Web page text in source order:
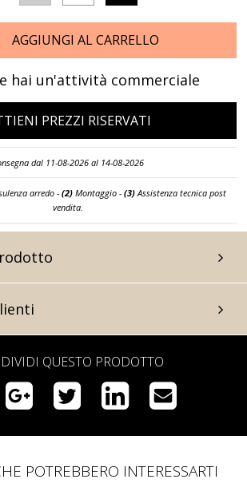
AGGIUNGI AL CARRELLO
hai un'attività commerciale
PREZZI RISERVATI
dal 11-08-2026 al 14-08-2026
arredo - (2)Montaggio - (3)Assistenza tecnica post
vendita.
QUESTO PRODOTTO
POTREBBERO INTERESSARTI